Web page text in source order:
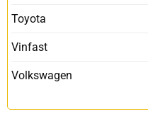
Toyota
Vinfast
Volkswagen